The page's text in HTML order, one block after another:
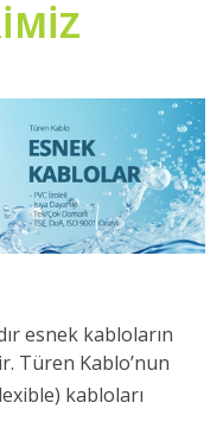
esnek kabloların
Türen Kablo’nun
kabloları